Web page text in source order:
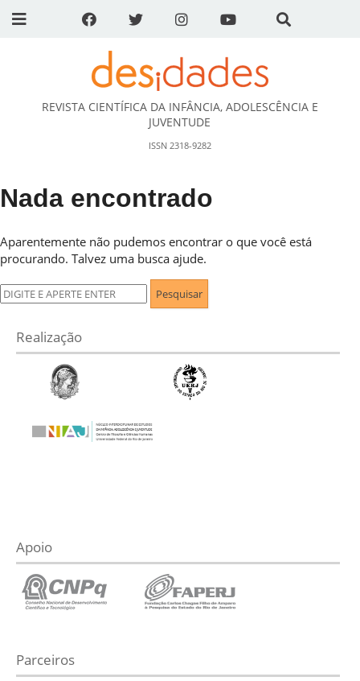
DESidades
REVISTA CIENTÍFICA DA INFÂNCIA, ADOLESCÊNCIA E
JUVENTUDE
ISSN 2318-9282
Nada encontrado
Aparentemente não pudemos encontrar o que você está
procurando. Talvez uma busca ajude.
Pesquisar
por:
Realização
Apoio
Parceiros